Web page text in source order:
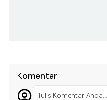
Komentar
Tulis Komentar Anda...